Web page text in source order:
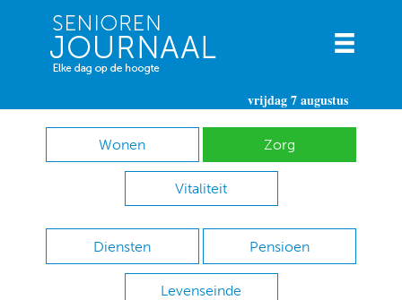
vrijdag 7 augustus
Wonen Zorg
Vitaliteit
Diensten Pensioen
Levenseinde